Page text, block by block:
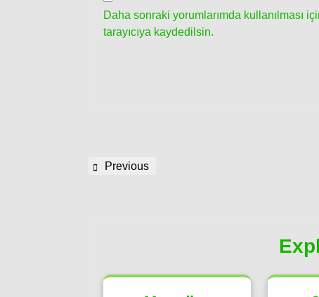
Daha sonraki yorumlarımda kullanılması
tarayıcıya kaydedilsin.
Yazı
Previous
Previous